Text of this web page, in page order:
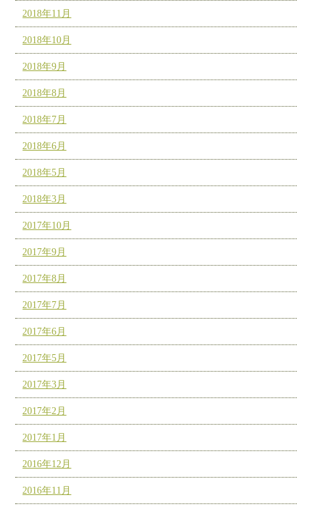
2018年11月
2018年10月
2018年9月
2018年8月
2018年7月
2018年6月
2018年5月
2018年3月
2017年10月
2017年9月
2017年8月
2017年7月
2017年6月
2017年5月
2017年3月
2017年2月
2017年1月
2016年12月
2016年11月